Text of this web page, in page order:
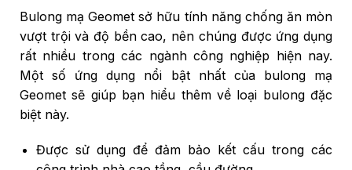
Bulong mạ Geomet sở hữu tính năng chống ăn mòn
vượt trội và độ bền cao, nên chúng được ứng dụng
rất nhiều trong các ngành công nghiệp hiện nay.
Một số ứng dụng nổi bật nhất của bulong mạ
Geomet sẽ giúp bạn hiểu thêm về loại bulong đặc
biệt này.
Được sử dụng để đảm bảo kết cấu trong các